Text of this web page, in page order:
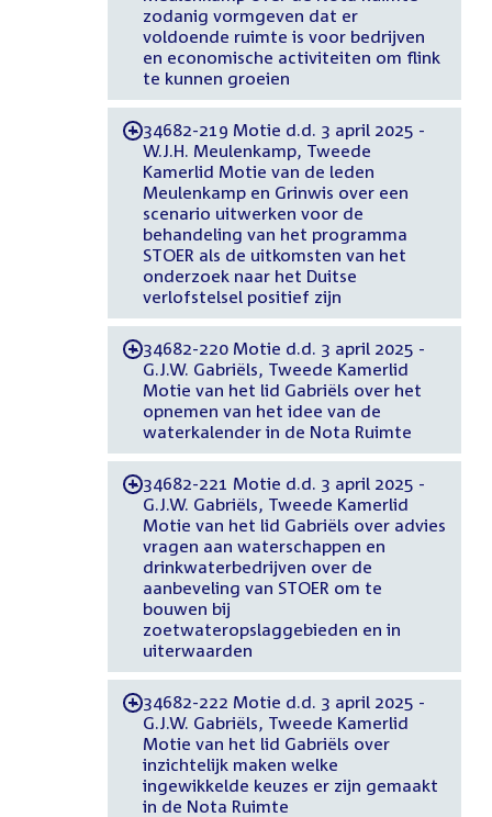
zodanig vormgeven dat er
voldoende ruimte is voor bedrijven
en economische activiteiten om flink
te kunnen groeien
-34682-219 Motie d.d. 3 april 2025 -
W.J.H. Meulenkamp, Tweede
Kamerlid Motie van de leden
Meulenkamp en Grinwis over een
scenario uitwerken voor de
behandeling van het programma
STOER als de uitkomsten van het
onderzoek naar het Duitse
verlofstelsel positief zijn
-34682-220 Motie d.d. 3 april 2025 -
G.J.W. Gabriëls, Tweede Kamerlid
Motie van het lid Gabriëls over het
opnemen van het idee van de
waterkalender in de Nota Ruimte
-34682-221 Motie d.d. 3 april 2025 -
G.J.W. Gabriëls, Tweede Kamerlid
Motie van het lid Gabriëls over advies
vragen aan waterschappen en
drinkwaterbedrijven over de
aanbeveling van STOER om te
bouwen bij
zoetwateropslaggebieden en in
uiterwaarden
-34682-222 Motie d.d. 3 april 2025 -
G.J.W. Gabriëls, Tweede Kamerlid
Motie van het lid Gabriëls over
inzichtelijk maken welke
ingewikkelde keuzes er zijn gemaakt
in de Nota Ruimte